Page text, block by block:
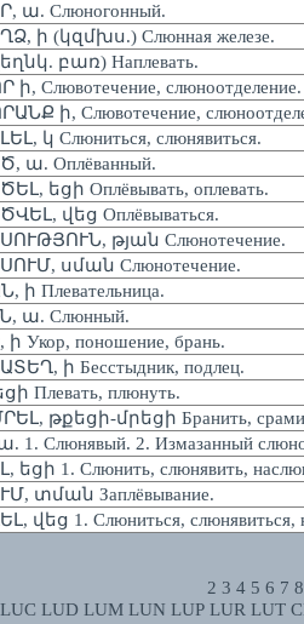
ա. Слюногонный.
ի (կզմխս.) Слюнная железе.
բառ) Наплевать.
Слювотечение, слюноотделение.
ի, Слювотечение,
կ Слюниться, слюнявиться.
ա. Оплёванный.
եցի Оплёвывать, оплевать.
վեց Оплёвываться.
թյան Слюнотечение.
սման Слюнотечение.
ի Плевательница.
ա. Слюнный.
Укор, поношение, брань.
ի Бесстыдник, подлец.
Плевать, плюнуть.
թքեցի-մրեցի Бранить,
1. Слюнявый. 2. Измазанный
1. Слюнить, слюнявить,
տման Заплёвывание.
վեց 1. Слюниться, слюнявиться,
2 3 4 5 6 7 8
LUC LUD LUM LUN LUP LUR LUT